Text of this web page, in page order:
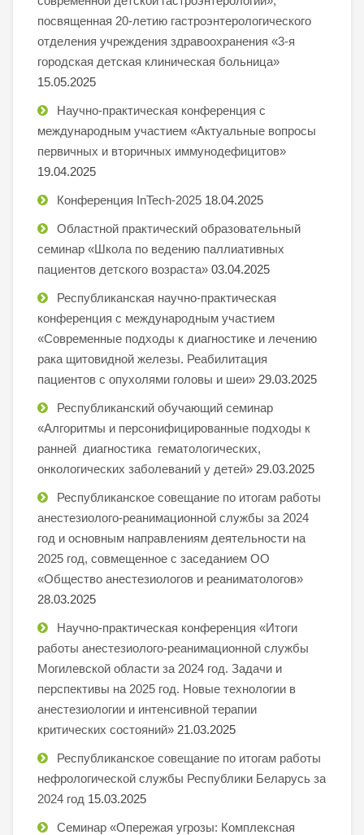
посвященная 20-летию гастроэнтерологического
отделения учреждения здравоохранения «3-я
городская детская клиническая больница»
15.05.2025
Научно-практическая конференция с
международным участием «Актуальные вопросы
первичных и вторичных иммунодефицитов»
19.04.2025
Конференция InTech-2025 18.04.2025
Областной практический образовательный
семинар «Школа по ведению паллиативных
пациентов детского возраста» 03.04.2025
Республиканская научно-практическая
конференция с международным участием
«Современные подходы к диагностике и лечению
рака щитовидной железы. Реабилитация
пациентов с опухолями головы и шеи» 29.03.2025
Республиканский обучающий семинар
«Алгоритмы и персонифицированные подходы к
ранней диагностика гематологических,
онкологических заболеваний у детей» 29.03.2025
Республиканское совещание по итогам работы
анестезиолого-реанимационной службы за 2024
год и основным направлениям деятельности на
2025 год, совмещенное с заседанием ОО
«Общество анестезиологов и реаниматологов»
28.03.2025
Научно-практическая конференция «Итоги
работы анестезиолого-реанимационной службы
Могилевской области за 2024 год. Задачи и
перспективы на 2025 год. Новые технологии в
анестезиологии и интенсивной терапии
критических состояний» 21.03.2025
Республиканское совещание по итогам работы
нефрологической службы Республики Беларусь за
2024 год 15.03.2025
Семинар «Опережая угрозы: Комплексная